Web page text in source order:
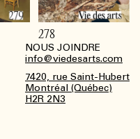
NOUS JOINDRE
info@viedesarts.com
7420, rue Saint-Hubert
Montréal (Québec)
H2R 2N3
278